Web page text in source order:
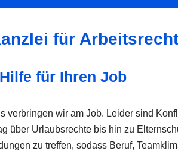
für
für Ihren Job
verbringen wir am Job. Leider sind
über Urlaubsrechte bis hin zu
zu treffen, sodass Beruf,